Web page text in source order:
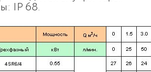
IP 68.